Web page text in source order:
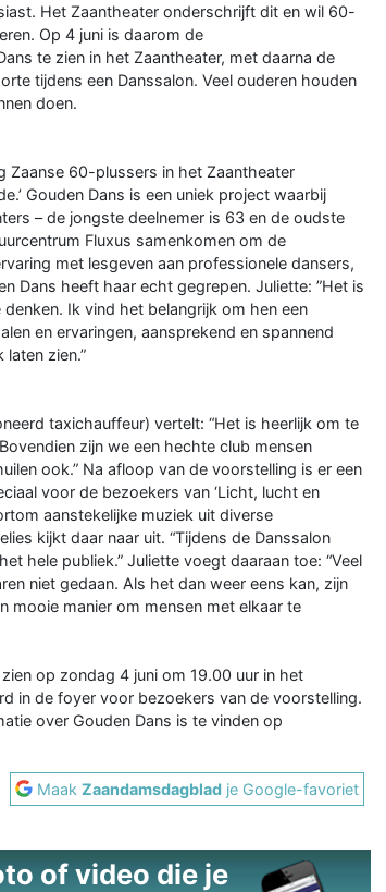
Het Zaantheater onderschrijft dit en wil 60-
Op 4 juni is daarom de
te zien in het Zaantheater, met daarna de
tijdens een Danssalon. Veel ouderen houden
doen.
Zaanse 60-plussers in het Zaantheater
Gouden Dans is een uniek project waarbij
– de jongste deelnemer is 63 en de oudste
Fluxus samenkomen om de
met lesgeven aan professionele dansers,
Dans heeft haar echt gegrepen. Juliette: ”Het is
Ik vind het belangrijk om hen een
en ervaringen, aansprekend en spannend
zien.”
taxichauffeur) vertelt: “Het is heerlijk om te
zijn we een hechte club mensen
ook.” Na afloop van de voorstelling is er een
voor de bezoekers van ‘Licht, lucht en
aanstekelijke muziek uit diverse
kijkt daar naar uit. “Tijdens de Danssalon
hele publiek.” Juliette voegt daaraan toe: “Veel
niet gedaan. Als het dan weer eens kan, zijn
mooie manier om mensen met elkaar te
op zondag 4 juni om 19.00 uur in het
in de foyer voor bezoekers van de voorstelling.
over Gouden Dans is te vinden op
MaakZaandamsdagblad je Google-favoriet
of video die je